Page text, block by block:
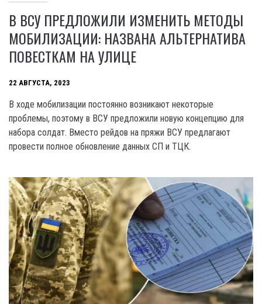
В ВСУ ПРЕДЛОЖИЛИ ИЗМЕНИТЬ МЕТОДЫ
МОБИЛИЗАЦИИ: НАЗВАНА АЛЬТЕРНАТИВА
ПОВЕСТКАМ НА УЛИЦЕ
22 АВГУСТА, 2023
В ходе мобилизации постоянно возникают некоторые
проблемы, поэтому в ВСУ предложили новую концепцию для
набора солдат. Вместо рейдов на пряжи ВСУ предлагают
провести полное обновление данных СП и ТЦК.